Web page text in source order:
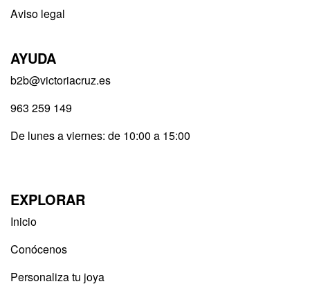
Aviso legal
AYUDA
b2b@victoriacruz.es
963 259 149
De lunes a viernes: de 10:00 a 15:00
EXPLORAR
Inicio
Conócenos
Personaliza tu joya